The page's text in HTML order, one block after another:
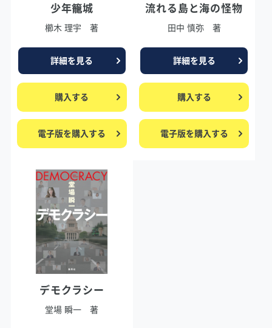
少年籠城
櫛木 理宇 著
詳細を見る
購入する
電子版を購入する
流れる島と海の怪物
田中 慎弥 著
詳細を見る
購入する
電子版を購入する
デモクラシー
堂場 瞬一 著